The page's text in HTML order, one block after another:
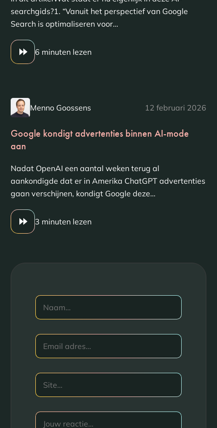
searchgids?1. “Vanuit het perspectief van Google
Search is optimaliseren voor…
6 minuten lezen
Menno Goossens 12 februari 2026
Google kondigt advertenties binnen AI-mode
aan
Nadat OpenAI een aantal weken terug al
aankondigde dat er in Amerika ChatGPT advertenties
gaan verschijnen, kondigt Google deze…
3 minuten lezen